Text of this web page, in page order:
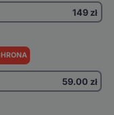
149 zł
59.00 zł